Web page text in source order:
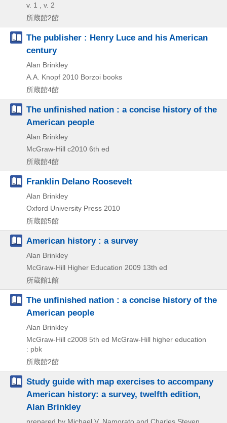
v. 1 , v. 2
所蔵館2館
The publisher : Henry Luce and his American
century
Alan Brinkley
A.A. Knopf 2010 Borzoi books
所蔵館4館
The unfinished nation : a concise history of the
American people
Alan Brinkley
McGraw-Hill c2010 6th ed
所蔵館4館
Franklin Delano Roosevelt
Alan Brinkley
Oxford University Press 2010
所蔵館5館
American history : a survey
Alan Brinkley
McGraw-Hill Higher Education 2009 13th ed
所蔵館1館
The unfinished nation : a concise history of the
American people
Alan Brinkley
McGraw-Hill c2008 5th ed McGraw-Hill higher education
: pbk
所蔵館2館
Study guide with map exercises to accompany
American history: a survey, twelfth edition,
Alan Brinkley
prepared by Michael V. Namorato and Charles Steven